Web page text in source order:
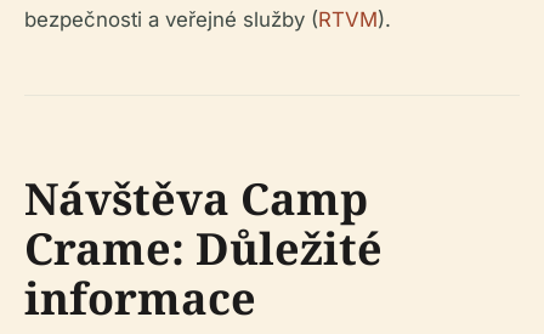
bezpečnosti a veřejné služby (RTVM).
Návštěva Camp
Crame: Důležité
informace